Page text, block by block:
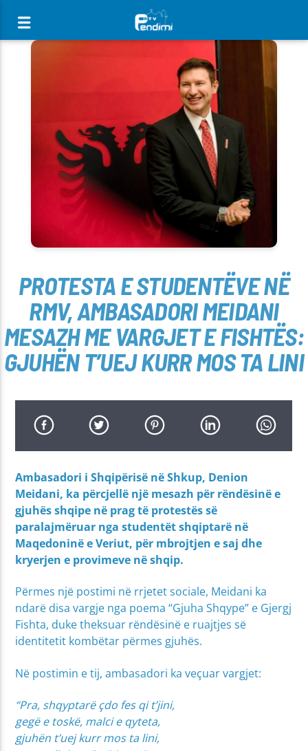
[There are no radio stations in the database]
PROTESTA E STUDENTËVE NË
RMV, AMBASADORI MEIDANI
MESAZH ME VARGJET E FISHTËS:
GJUHËN T’UEJ KURR MOS TA LINI
Ambasadori i Shqipërisë në Shkup, Denion
Meidani, ka përcjellë një mesazh për rëndësinë e
gjuhës shqipe në prag të protestës së
paralajmëruar nga studentët shqiptarë në
Maqedoninë e Veriut, për mbrojtjen e saj dhe
kryerjen e provimeve në shqip.
Përmes një postimi në rrjetet sociale, Meidani ka
ndarë disa vargje nga poema “Gjuha Shqype” e Gjergj
Fishta, duke theksuar rëndësinë e ruajtjes së
identitetit kombëtar përmes gjuhës.
Në postimin e tij, ambasadori ka veçuar vargjet:
“Pra, shqyptarë çdo fes qi t’jini,
gegë e toskë, malci e qyteta,
gjuhën t’uej kurr mos ta lini,